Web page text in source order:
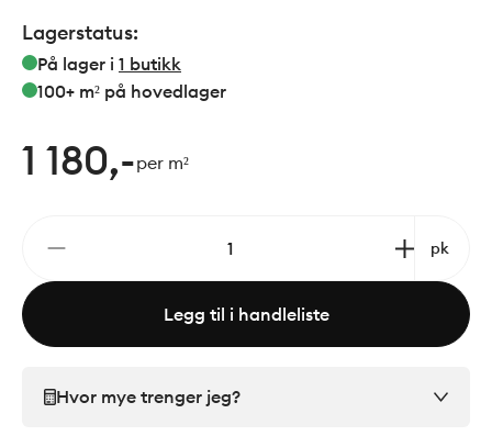
Lagerstatus:
På lager i 1 butikk
100+ m² på hovedlager
1 180,-per m²
pk
Legg til i handleliste
Hvor mye trenger jeg?